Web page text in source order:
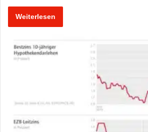
Weiterlesen